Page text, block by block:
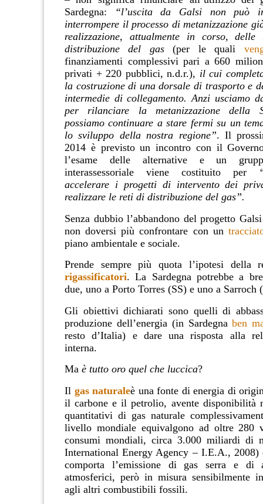
Sardegna:
“l’uscita da Galsi non può
interrompere il processo di metanizzazione
realizzazione, attualmente in corso,
distribuzione del gas(per le quali
finanziamenti complessivi pari a 660
privati + 220 pubblici, n.d.r.), il cui
la costruzione di una dorsale di trasporto e
intermedie di collegamento. Anzi usciamo
per rilanciare la metanizzazione della
possiamo continuare a stare fermi su un
lo sviluppo della nostra regione”. Il
2014 è previsto un incontro con il
l’esame delle alternative e un
interassessoriale viene costituito per
accelerare i progetti di intervento dei
realizzare le reti di distribuzione del gas”.
Senza dubbio l’abbandono del progetto
non doversi più confrontare con un
piano ambientale e sociale.
Prende sempre più quota l’ipotesi della
rigassificatori. La Sardegna potrebbe a
due, uno a Porto Torres (SS) e uno a Sarroch
Gli obiettivi dichiarati sono quelli di
produzione dell’energia (in Sardegnaben
resto d’Italia) e dare una risposta alla
interna.
Ma è tutto oro quel che luccica?
Il gas naturaleè una fonte di energia di
il carbone e il petrolio, avente disponibilità
quantitativi di gas naturale
livello mondiale equivalgono ad oltre 280
consumi mondiali, circa 3.000 miliardi di
International Energy Agency – I.E.A.,
comporta l’emissione di gas serra e di
atmosferici, però in misura sensibilmente
agli altri combustibili fossili.